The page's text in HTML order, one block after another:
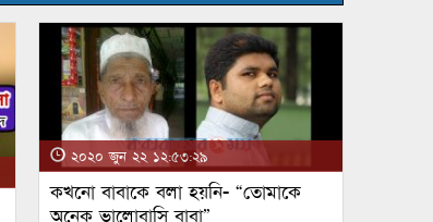
২০২০ জুন ২২ ১২:৫৩:২৯
কখনো বাবাকে বলা হয়নি- “তোমাকে
অনেক ভালোবাসি বাবা”